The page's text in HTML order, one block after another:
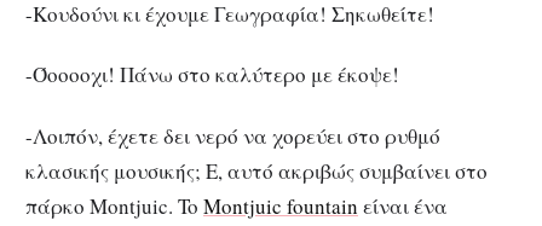
-Κουδούνι κι έχουμε Γεωγραφία! Σηκωθείτε!
-Όοοοοχι! Πάνω στο καλύτερο με έκοψε!
-Λοιπόν, έχετε δει νερό να χορεύει στο ρυθμό
κλασικής μουσικής; Ε, αυτό ακριβώς συμβαίνει στο
πάρκο Montjuic. To Montjuic fountain είναι ένα